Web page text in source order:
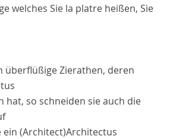
welches Sie la platre heißen, Sie
überflüßige Zierathen, deren
hat, so schneiden sie auch die
ein (Architect)Architectus